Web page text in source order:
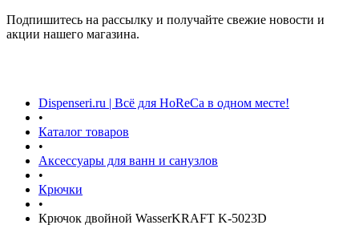
Подпишитесь на рассылку и получайте свежие новости и
акции нашего магазина.
Dispenseri.ru | Всё для HoReCa в одном месте!
•
Каталог товаров
•
Аксессуары для ванн и санузлов
•
Крючки
•
Крючок двойной WasserKRAFT K-5023D